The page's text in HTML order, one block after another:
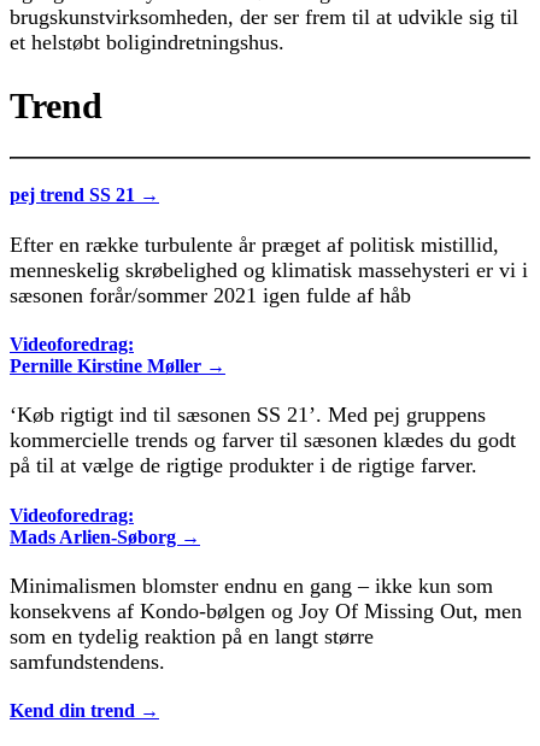
brugskunstvirksomheden, der ser frem til at udvikle sig til
et helstøbt boligindretningshus.
Trend
pej trend SS 21 →
Efter en række turbulente år præget af politisk mistillid,
menneskelig skrøbelighed og klimatisk massehysteri er vi i
sæsonen forår/sommer 2021 igen fulde af håb
Videoforedrag:
Pernille Kirstine Møller →
‘Køb rigtigt ind til sæsonen SS 21’. Med pej gruppens
kommercielle trends og farver til sæsonen klædes du godt
på til at vælge de rigtige produkter i de rigtige farver.
Videoforedrag:
Mads Arlien-Søborg →
Minimalismen blomster endnu en gang – ikke kun som
konsekvens af Kondo-bølgen og Joy Of Missing Out, men
som en tydelig reaktion på en langt større
samfundstendens.
Kend din trend →